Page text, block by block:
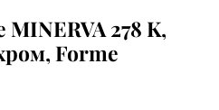
278 K,
Forme